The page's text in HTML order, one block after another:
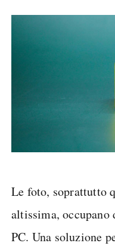
Le foto, soprattutto
altissima, occupano
PC. Una soluzione